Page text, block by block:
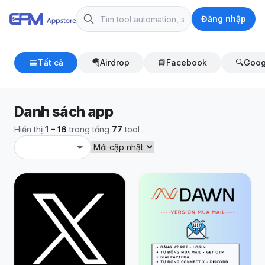
Đăng nhập
Tất cả 🪂Airdrop 📘Facebook 🔍
Danh sách app
Hiển thị 1 – 16 trong tổng 77 tool